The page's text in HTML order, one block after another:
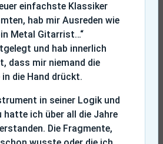
einfachste Klassiker
hab mir Ausreden wie
Metal Gitarrist…“
und hab innerlich
dass mir niemand die
die Hand drückt.
in seiner Logik und
hatte ich über all die Jahre
Die Fragmente,